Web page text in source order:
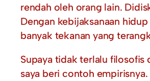
rendah oleh orang lain.
Dengan kebijaksanaan
banyak tekanan yang
Supaya tidak terlalu filosofis
saya beri contoh empirisnya.